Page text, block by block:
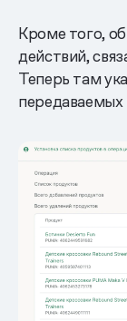
Кроме того,
действий,
Теперь там